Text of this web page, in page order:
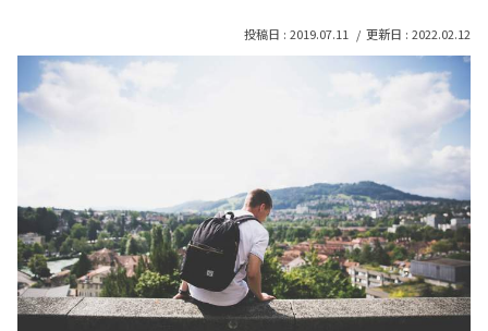
2019.07.11 2022.02.12